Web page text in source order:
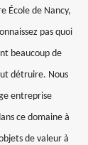
École de Nancy,
pas quoi
beaucoup de
détruire. Nous
entreprise
ce domaine à
de valeur à